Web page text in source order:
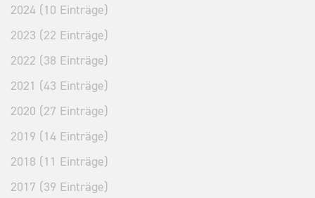
2024 (10 Einträge)
2023 (22 Einträge)
2022 (38 Einträge)
2021 (43 Einträge)
2020 (27 Einträge)
2019 (14 Einträge)
2018 (11 Einträge)
2017 (39 Einträge)